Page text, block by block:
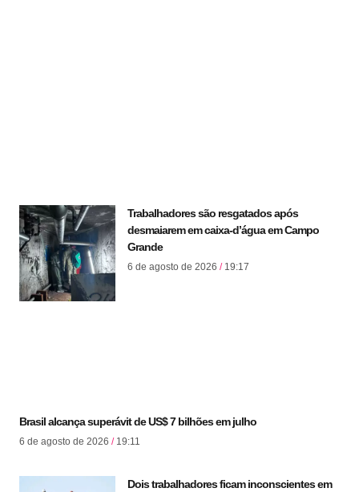
Trabalhadores são resgatados após
desmaiarem em caixa-d’água em Campo
Grande
6 de agosto de 2026 19:17
Brasil alcança superávit de US$ 7 bilhões em julho
6 de agosto de 2026 19:11
Dois trabalhadores ficam inconscientes em